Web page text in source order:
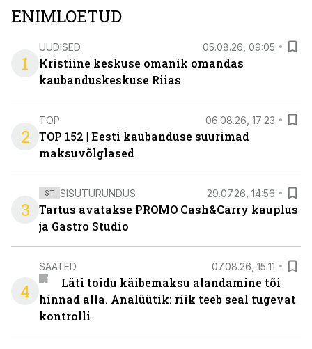
ENIMLOETUD
1
UUDISED 05.08.26, 09:05
Kristiine keskuse omanik omandas
kaubanduskeskuse Riias
2
TOP 06.08.26, 17:23
TOP 152 | Eesti kaubanduse suurimad
maksuvõlglased
3
ST SISUTURUNDUS 29.07.26, 14:56
Tartus avatakse PROMO Cash&Carry kauplus
ja Gastro Studio
4
SAATED 07.08.26, 15:11
Läti toidu käibemaksu alandamine tõi
hinnad alla. Analüütik: riik teeb seal tugevat
kontrolli